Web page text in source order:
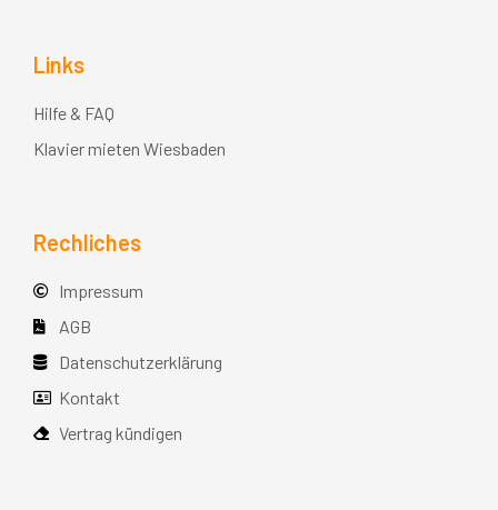
Links
Hilfe & FAQ
Klavier mieten Wiesbaden
Rechliches
Impressum
AGB
Datenschutzerklärung
Kontakt
Vertrag kündigen